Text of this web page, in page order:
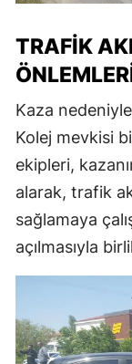
TRAFIK
Kaza
Kolej mevkisi
ekipleri,
alarak, trafik
sağlamaya
açılmasıyla